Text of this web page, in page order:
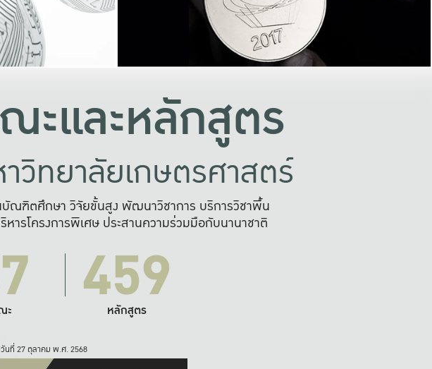
ะและหลักสูตร
วิทยาลัยเกษตรศาสตร์
บัณฑิตศึกษา วิจัยขั้นสูง พัฒนาวิชาการ บริการวิชาพื้น
หารโครงการพิเศษ ประสานความร่วมมือกับนานาชาติ
ะ 459
หลักสูตร
ที่ 27 ตุลาคม พ.ศ. 2568